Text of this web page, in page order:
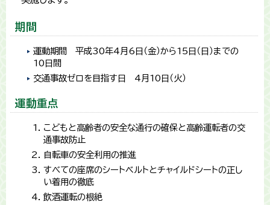
期間
運動期間 平成30年4月6日（金）から15日（日）までの
10日間
交通事故ゼロを目指す日 4月10日（火）
運動重点
こどもと高齢者の安全な通行の確保と高齢運転者の交
通事故防止
自転車の安全利用の推進
すべての座席のシートベルトとチャイルドシートの正し
い着用の徹底
飲酒運転の根絶